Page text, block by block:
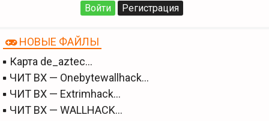
Войти Регистрация
НОВЫЕ ФАЙЛЫ
Карта de_aztec…
ЧИТ BX — Onebytewallhack…
ЧИТ BX — Extrimhack…
ЧИТ BX — WALLHACK…